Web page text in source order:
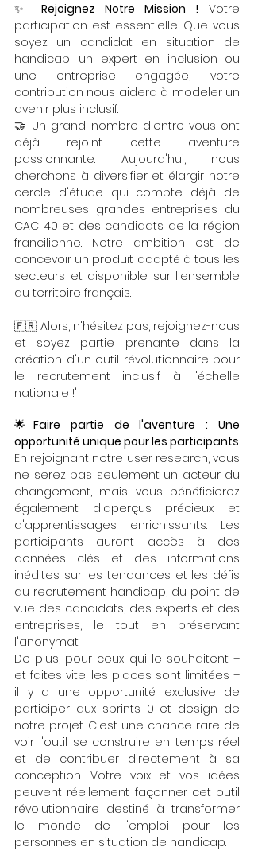
✨ Rejoignez Notre Mission ! Votre
participation est essentielle. Que vous
soyez un candidat en situation de
handicap, un expert en inclusion ou
une entreprise engagée, votre
contribution nous aidera à modeler un
avenir plus inclusif.
🤝 Un grand nombre d'entre vous ont
déjà rejoint cette aventure
passionnante. Aujourd'hui, nous
cherchons à diversifier et élargir notre
cercle d'étude qui compte déjà de
nombreuses grandes entreprises du
CAC 40 et des candidats de la région
francilienne. Notre ambition est de
concevoir un produit adapté à tous les
secteurs et disponible sur l'ensemble
du territoire français.
🇫🇷 Alors, n'hésitez pas, rejoignez-nous
et soyez partie prenante dans la
création d'un outil révolutionnaire pour
le recrutement inclusif à l'échelle
nationale !"
🌟 Faire partie de l'aventure : Une
opportunité unique pour les participants
En rejoignant notre user research, vous
ne serez pas seulement un acteur du
changement, mais vous bénéficierez
également d'aperçus précieux et
d'apprentissages enrichissants. Les
participants auront accès à des
données clés et des informations
inédites sur les tendances et les défis
du recrutement handicap, du point de
vue des candidats, des experts et des
entreprises, le tout en préservant
l'anonymat.
De plus, pour ceux qui le souhaitent –
et faites vite, les places sont limitées –
il y a une opportunité exclusive de
participer aux sprints 0 et design de
notre projet. C'est une chance rare de
voir l'outil se construire en temps réel
et de contribuer directement à sa
conception. Votre voix et vos idées
peuvent réellement façonner cet outil
révolutionnaire destiné à transformer
le monde de l'emploi pour les
personnes en situation de handicap.